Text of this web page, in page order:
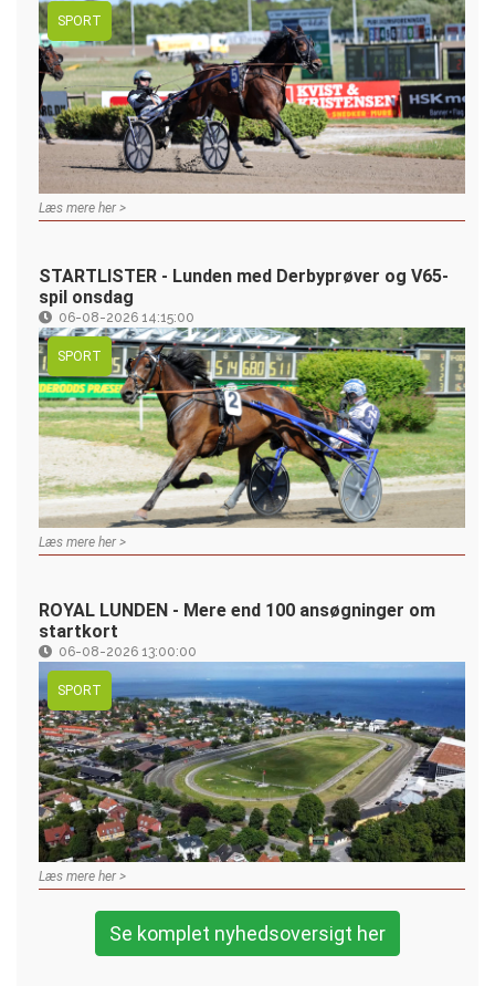
SPORT
Læs mere her >
STARTLISTER - Lunden med Derbyprøver og V65-
spil onsdag
06-08-2026 14:15:00
SPORT
Læs mere her >
ROYAL LUNDEN - Mere end 100 ansøgninger om
startkort
06-08-2026 13:00:00
SPORT
Læs mere her >
Se komplet nyhedsoversigt her